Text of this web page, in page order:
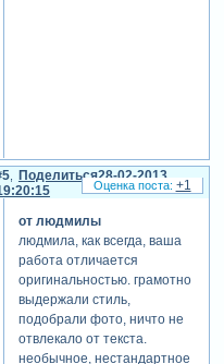
Поделиться
5
28-02-2013
от людмилы
людмила, как всегда, ваша
работа отличается
оригинальностью. грамотно
выдержали стиль,
подобрали фото, ничто не
отвлекало от текста.
необычное, нестандартное
+1